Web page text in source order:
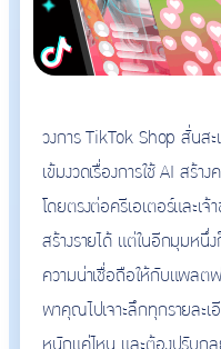
วงการ TikTok Shop สั่นส
เข้มงวดเรื่องการใช้ AI สร้
โดยตรงต่อครีเอเตอร์และ
สร้างรายได้ แต่ในอีกมุมหนึ่
ความน่าเชื่อถือให้กับแพล
พาคุณไปเจาะลึกทุกรายละเ